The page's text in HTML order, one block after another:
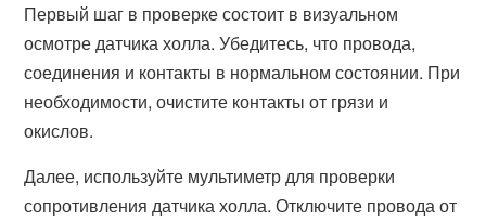
Первый шаг в проверке состоит в визуальном
осмотре датчика холла. Убедитесь, что провода,
соединения и контакты в нормальном состоянии. При
необходимости, очистите контакты от грязи и
окислов.
Далее, используйте мультиметр для проверки
сопротивления датчика холла. Отключите провода от